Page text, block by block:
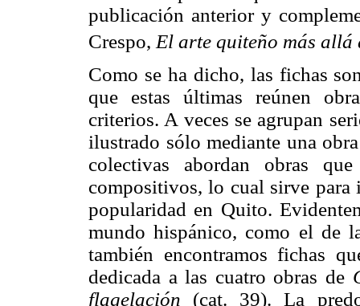
publicación anterior y
Crespo, El arte quiteño más allá
Como se ha dicho, las fichas
que estas últimas reúnen
criterios. A veces se agrupan
ilustrado sólo mediante una
colectivas abordan obras
compositivos, lo cual sirve para
popularidad en Quito.
mundo hispánico, como el de
también encontramos fichas
dedicada a las cuatro obras de
flagelación (cat. 39). La